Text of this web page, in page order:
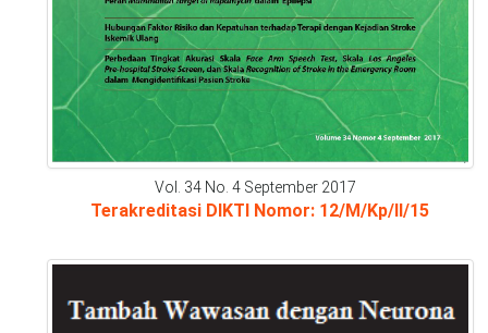
Vol. 34 No. 4 September 2017
Terakreditasi DIKTI Nomor: 12/M/Kp/II/15